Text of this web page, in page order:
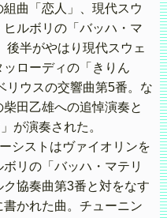
曲「恋人」、現代スウ
ルボリの「バッハ・マ
後半がやはり現代スウェ
ローディの「きりん
リウスの交響曲第5番。な
田乙雄への追悼演奏と
が演奏された。
シストはヴァイオリンを
リの「バッハ・マテリ
協奏曲第3番と対をなす
かれた曲。チューニン